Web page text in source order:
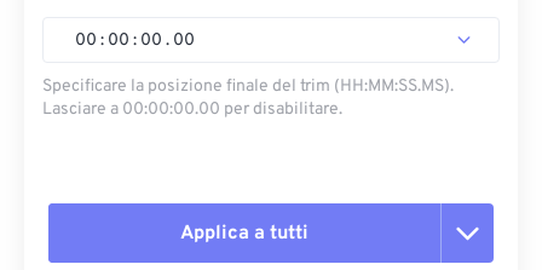
00 : 00 : 00 . 00
Specificare la posizione finale del trim (HH:MM:SS.MS).
Lasciare a 00:00:00.00 per disabilitare.
Applica a tutti